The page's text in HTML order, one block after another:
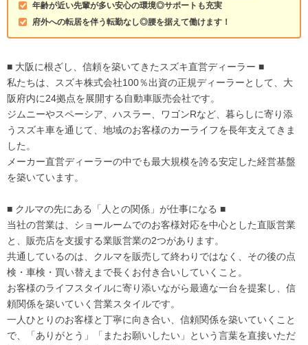
年齢が近い先輩が多い安心の環境◎サポートも充実
府外への転居を伴う転勤なし◎腰を据えて働けます！
■ 大阪に根ざし、信頼を築いてきたスズキ直営ディーラー ■
私たちは、スズキ株式会社100％出資の正規ディーラーとして、大
阪府内に24拠点を展開する自動車販売会社です。
ジムニーやスペーシア、ハスラー、ワゴンRなど、暮らしに寄り添
うスズキ車を通じて、地域のお客様のカーライフを長年支えてきま
した。
メーカー直営ディーラーの中でも最大規模を誇る安定した経営基盤
を築いています。
■ クルマの先にある「人との関係」が仕事になる ■
当社の営業は、ショールームでのお客様対応を中心とした直販営業
と、販売店を支援する業販営業の2つがあります。
共通しているのは、クルマを販売して終わりではなく、その後の点
検・車検・買い替えまで長くお付き合いしていくこと。
お客様のライフスタイルに寄り添いながら最適な一台を提案し、信
頼関係を築いていく営業スタイルです。
一人ひとりのお客様と丁寧に向き合い、信頼関係を築いていくこと
で、「ありがとう」「またお願いしたい」という言葉を直接いただ